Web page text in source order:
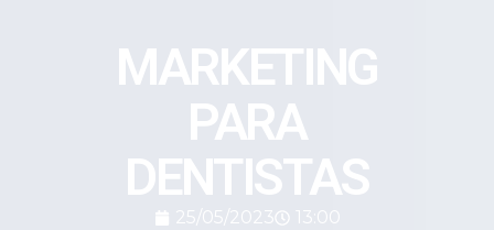
MARKETING
PARA
DENTISTAS
25/05/2023
13:00